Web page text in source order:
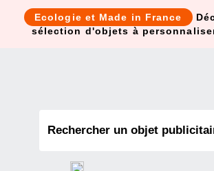
Ecologie et Made in France
sélection d'objets à
Cookies management panel